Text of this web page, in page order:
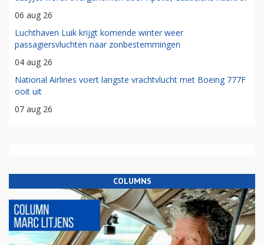
06 aug 26
Luchthaven Luik krijgt komende winter weer
passagiersvluchten naar zonbestemmingen
04 aug 26
National Airlines voert langste vrachtvlucht met Boeing 777F
ooit uit
07 aug 26
COLUMNS